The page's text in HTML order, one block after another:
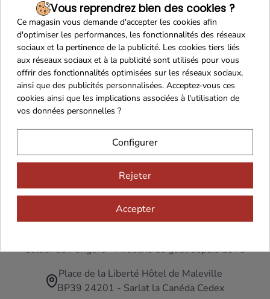
Cellier du Périgord – Artisans du goût depuis 1973
Place de la Liberté Hôtel de Maleville
BP39 24201 - Sarlat la Canéda Cedex
Vous reprendrez bien des cookies ?
Ce magasin vous demande d'accepter les cookies afin
d'optimiser les performances, les fonctionnalités des réseaux
sociaux et la pertinence de la publicité. Les cookies tiers liés
aux réseaux sociaux et à la publicité sont utilisés pour vous
offrir des fonctionnalités optimisées sur les réseaux sociaux,
ainsi que des publicités personnalisées. Acceptez-vous ces
cookies ainsi que les implications associées à l'utilisation de
vos données personnelles ?
Configurer
Rejeter
Accepter